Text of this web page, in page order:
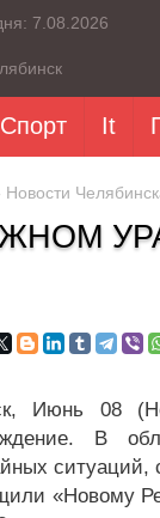
7.08.2026
Спорт It
Новости
Июнь 08
В
ситуаций,
«Новому